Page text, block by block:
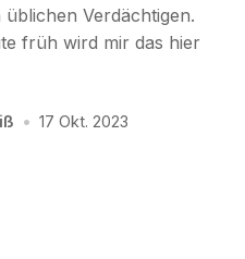
Verdächtigen.
früh wird mir das hier
• 17 Okt. 2023